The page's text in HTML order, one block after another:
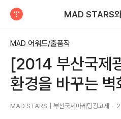
MAD STARS
MAD 어워드/출품작
[2014 부산국제
환경을 바꾸는
MAD STARS｜부산국제마케팅광고제